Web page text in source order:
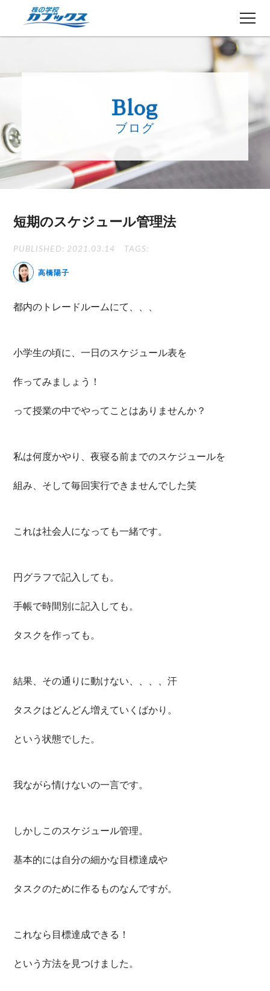
５分でわかるカブックス
授業日程
生徒さんの声
講師ブログ
お知らせ
Blog
ブログ
短期のスケジュール管理法
PUBLISHED: 2021.03.14 TAGS:
高橋陽子
都内のトレードルームにて、、、
小学生の頃に、一日のスケジュール表を
作ってみましょう！
って授業の中でやってことはありませんか？
私は何度かやり、夜寝る前までのスケジュールを
組み、そして毎回実行できませんでした笑
これは社会人になっても一緒です。
円グラフで記入しても。
手帳で時間別に記入しても。
タスクを作っても。
結果、その通りに動けない、、、、汗
タスクはどんどん増えていくばかり。
という状態でした。
我ながら情けないの一言です。
しかしこのスケジュール管理。
基本的には自分の細かな目標達成や
タスクのために作るものなんですが。
これなら目標達成できる！
という方法を見つけました。